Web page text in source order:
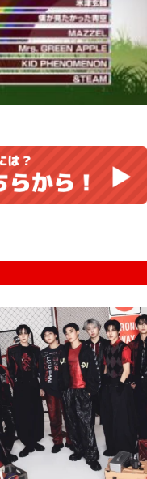
musicjapantv
💡08/05(水)23:00特番放送！
...
8月 4
4 0